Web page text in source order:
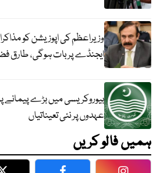
وزیراعظم کی اپوزیشن کو
ایجنڈے پر بات ہوگی، طارق
بیوروکریسی میں بڑے پیمانے پر
عہدوں پر نئی تعیناتیاں
ہمیں فالو کریں